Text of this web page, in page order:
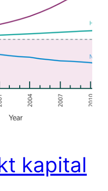
kapital